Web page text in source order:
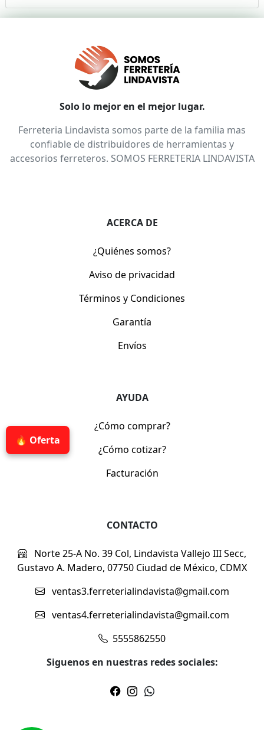
🔥 Oferta
Solo lo mejor en el mejor lugar.
Ferreteria Lindavista somos parte de la familia mas
confiable de distribuidores de herramientas y
accesorios ferreteros. SOMOS FERRETERIA LINDAVISTA
ACERCA DE
¿Quiénes somos?
Aviso de privacidad
Términos y Condiciones
Garantía
Envíos
AYUDA
¿Cómo comprar?
¿Cómo cotizar?
Facturación
CONTACTO
Norte 25-A No. 39 Col, Lindavista Vallejo III Secc,
Gustavo A. Madero, 07750 Ciudad de México, CDMX
ventas3.ferreterialindavista@gmail.com
ventas4.ferreterialindavista@gmail.com
5555862550
Siguenos en nuestras redes sociales: